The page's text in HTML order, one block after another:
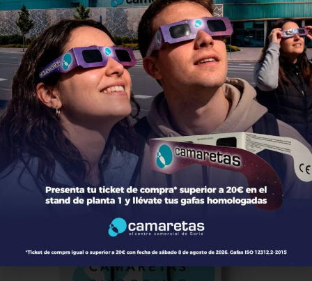
# Equipo J DG PT
1 LOS CRACKS 3 22
9
2
GENERACIÓN ALFA 3 5
6
3
EL EQUIPO RELÁMPAGO 3 -18
3
4
F.C RIVAS 3 -9